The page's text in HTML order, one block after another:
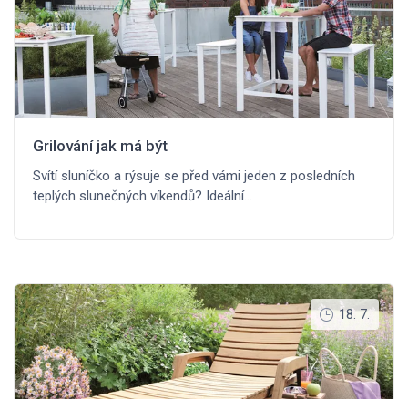
Grilování jak má být
Svítí sluníčko a rýsuje se před vámi jeden z posledních
teplých slunečných víkendů? Ideální…
18. 7.